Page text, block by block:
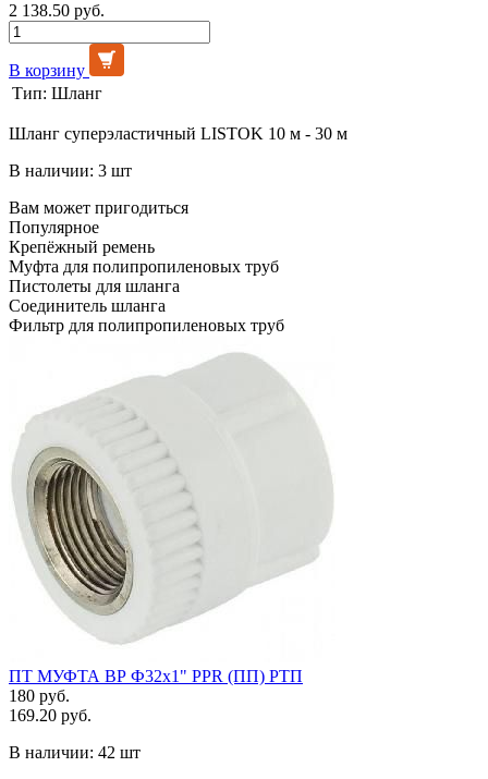
2 138.50 руб.
В корзину
Тип: Шланг
Шланг суперэластичный LISTOK 10 м - 30 м
В наличии: 3 шт
Вам может пригодиться
Популярное
Крепёжный ремень
Муфта для полипропиленовых труб
Пистолеты для шланга
Соединитель шланга
Фильтр для полипропиленовых труб
ПТ МУФТА ВР Ф32х1" PPR (ПП) РТП
180 руб.
169.20 руб.
В наличии: 42 шт